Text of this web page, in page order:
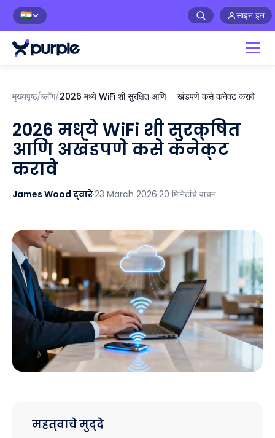
🇮🇳 साइन इन
मुख्यपृष्ठ/ब्लॉग/2026 मध्ये WiFi शी सुरक्षित आणि अखंडपणे कसे कनेक्ट करावे
2026 मध्ये WiFi शी सुरक्षित
आणि अखंडपणे कसे कनेक्ट
करावे
James Wood द्वारे·23 March 2026·20 मिनिटांचे वाचन
महत्वाचे मुद्दे